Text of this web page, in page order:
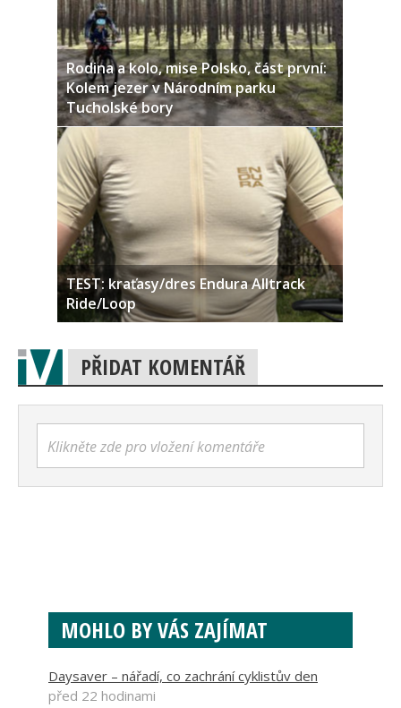
Rodina a kolo, mise Polsko, část první:
Kolem jezer v Národním parku
Tucholské bory
TEST: kraťasy/dres Endura Alltrack
Ride/Loop
PŘIDAT KOMENTÁŘ
Klikněte zde pro vložení komentáře
MOHLO BY VÁS ZAJÍMAT
Daysaver – nářadí, co zachrání cyklistův den
před 22 hodinami